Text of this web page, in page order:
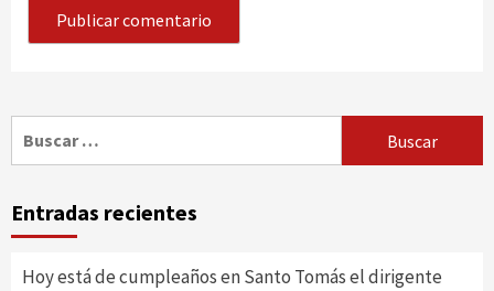
Entradas recientes
Hoy está de cumpleaños en Santo Tomás el dirigente